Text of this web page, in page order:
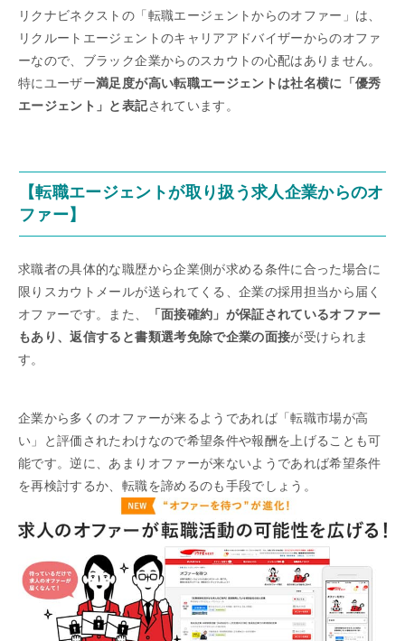
リクナビネクストの「転職エージェントからのオファー」は、
リクルートエージェントのキャリアアドバイザーからのオファ
ーなので、ブラック企業からのスカウトの心配はありません。
特にユーザー満足度が高い転職エージェントは社名横に「優秀
エージェント」と表記されています。
【転職エージェントが取り扱う求人企業からのオ
ファー】
求職者の具体的な職歴から企業側が求める条件に合った場合に
限りスカウトメールが送られてくる、企業の採用担当から届く
オファーです。また、
「面接確約」が保証されているオファー
もあり、返信すると書類選考免除で企業の面接が受けられま
す。
企業から多くのオファーが来るようであれば「転職市場が高
い」と評価されたわけなので希望条件や報酬を上げることも可
能です。逆に、あまりオファーが来ないようであれば希望条件
を再検討するか、転職を諦めるのも手段でしょう。